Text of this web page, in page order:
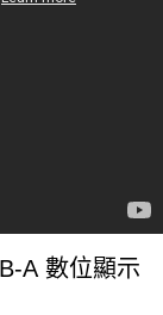
A 數位顯示